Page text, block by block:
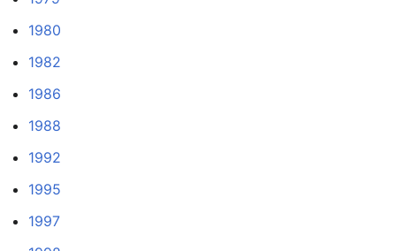
1980
1982
1986
1988
1992
1995
1997